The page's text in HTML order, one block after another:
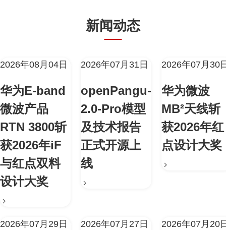
新闻动态
2026年08月04日
华为E-band
微波产品
RTN 3800斩
获2026年iF
与红点双料
设计大奖
2026年07月31日
openPangu-
2.0-Pro模型
及技术报告
正式开源上
线
2026年07月30
华为微波
MB²天线斩
获2026年红
点设计大奖
2026年07月29日 2026年07月27日 2026年07月20